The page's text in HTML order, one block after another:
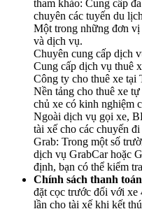
tham khảo: Cung cấp
chuyên các tuyến du
Một trong những đơn
và dịch vụ.
Chuyên cung cấp dịch
Cung cấp dịch vụ thuê
Công ty cho thuê xe
Nền tảng cho thuê xe
chủ xe có kinh nghiệm
Ngoài dịch vụ gọi xe,
tài xế cho các chuyến
Grab: Trong một số
dịch vụ GrabCar hoặc
định, bạn có thể kiểm
Chính sách thanh
đặt cọc trước đối với xe
lần cho tài xế khi kết